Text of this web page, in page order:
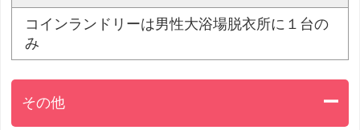
コインランドリーは男性大浴場脱衣所に１台の
み
その他